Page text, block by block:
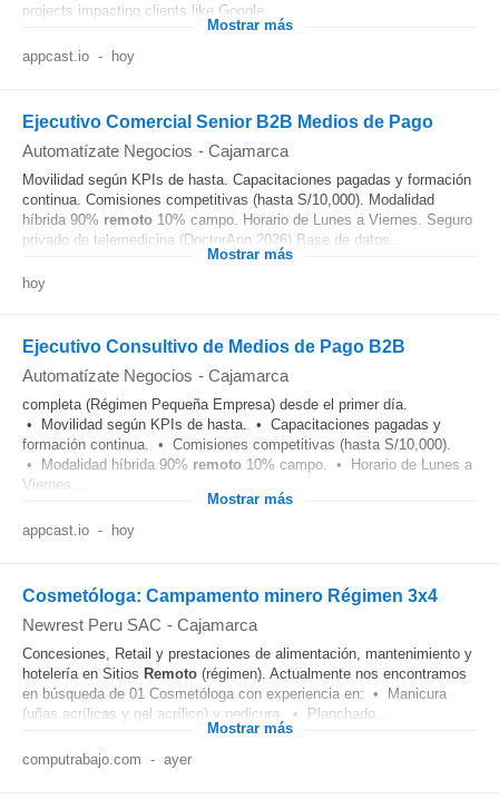
projects impacting clients like Google...
Mostrar más
appcast.io - hoy
Ejecutivo Comercial Senior B2B Medios de Pago
Automatízate Negocios - Cajamarca
Movilidad según KPIs de hasta. Capacitaciones pagadas y formación
continua. Comisiones competitivas (hasta S/10,000). Modalidad
híbrida 90% remoto 10% campo. Horario de Lunes a Viernes. Seguro
privado de telemedicina (DoctorApp 2026) Base de datos...
Mostrar más
hoy
Ejecutivo Consultivo de Medios de Pago B2B
Automatízate Negocios - Cajamarca
completa (Régimen Pequeña Empresa) desde el primer día.
• Movilidad según KPIs de hasta. • Capacitaciones pagadas y
formación continua. • Comisiones competitivas (hasta S/10,000).
• Modalidad híbrida 90% remoto 10% campo. • Horario de Lunes a
Viernes...
Mostrar más
appcast.io - hoy
Cosmetóloga: Campamento minero Régimen 3x4
Newrest Peru SAC - Cajamarca
Concesiones, Retail y prestaciones de alimentación, mantenimiento y
hotelería en Sitios Remoto (régimen). Actualmente nos encontramos
en búsqueda de 01 Cosmetóloga con experiencia en: • Manicura
(uñas acrílicas y gel acrílico) y pedicura. • Planchado...
Mostrar más
computrabajo.com - ayer